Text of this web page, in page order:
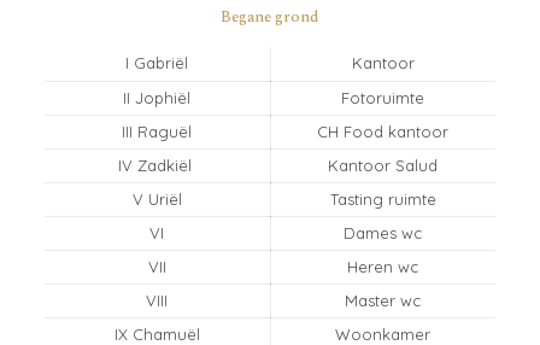
Begane grond
I Gabriël
Kantoor
II Jophiël
Fotoruimte
III Raguël
CH Food kantoor
IV Zadkiël
Kantoor Salud
V Uriël
Tasting ruimte
VI
Dames wc
VII
Heren wc
VIII
Master wc
IX Chamuël
Woonkamer